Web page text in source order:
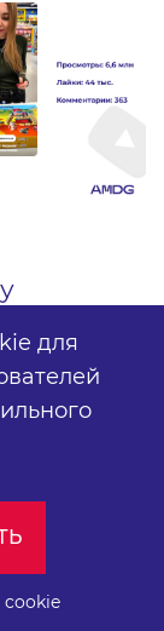
канал
5,9 тысяч
для
cookie